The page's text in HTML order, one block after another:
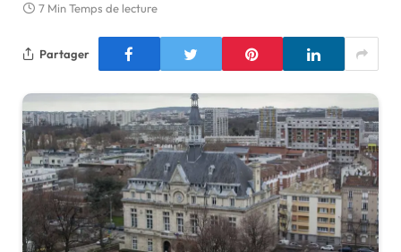
7 Min Temps de lecture
Partager